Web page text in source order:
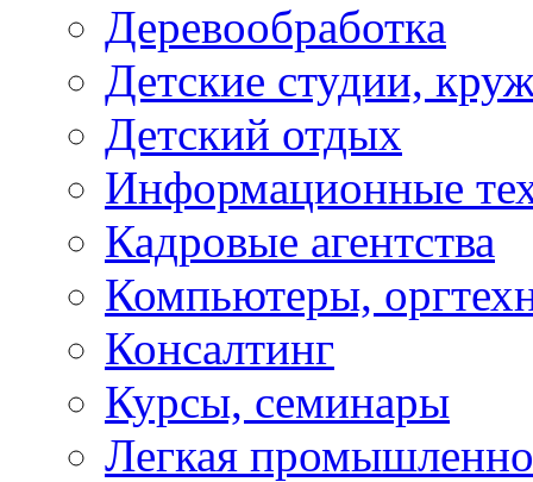
Деревообработка
Детские студии,
Детский отдых
Информационные
Кадровые агентства
Компьютеры,
Консалтинг
Курсы, семинары
Легкая